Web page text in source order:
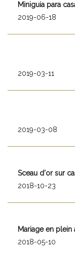
Miniguia para
2019-06-18
2019-03-11
2019-03-08
Sceau d'or sur
2018-10-23
Mariage en
2018-05-10